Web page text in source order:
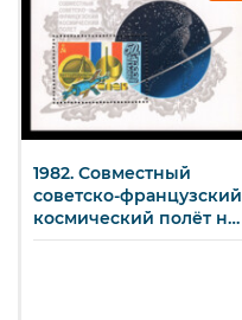
1982. Совместный
советско-французский
космический полёт на
корабле "Союз-Т-6".